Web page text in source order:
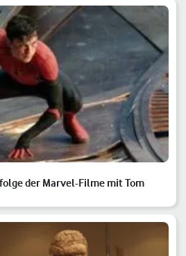
der Marvel-Filme mit Tom